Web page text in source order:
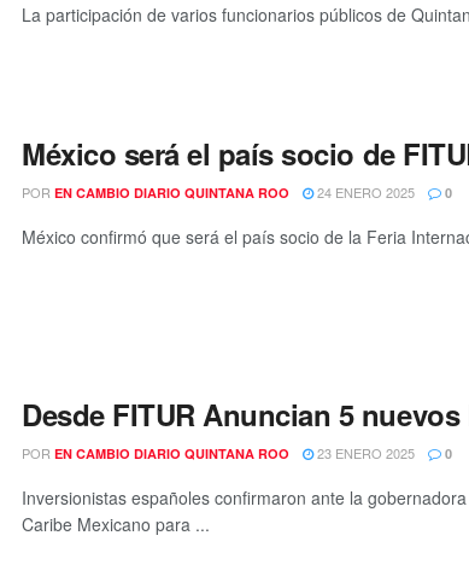
La participación de varios funcionarios públicos de
México será el país socio de
POR EN CAMBIO DIARIO QUINTANA ROO 24 ENERO 2025 0
México confirmó que será el país socio de la Feria
Desde FITUR Anuncian 5
POR EN CAMBIO DIARIO QUINTANA ROO 23 ENERO 2025 0
Inversionistas españoles confirmaron ante la
Caribe Mexicano para ...